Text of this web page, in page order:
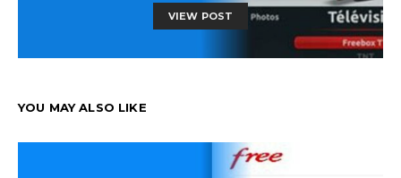
VIEW POST
YOU MAY ALSO LIKE